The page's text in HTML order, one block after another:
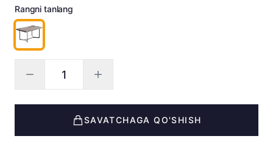
Rangni tanlang
SAVATCHAGA QO'SHISH